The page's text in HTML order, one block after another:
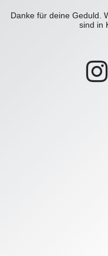
Danke für deine Geduld.
sind in